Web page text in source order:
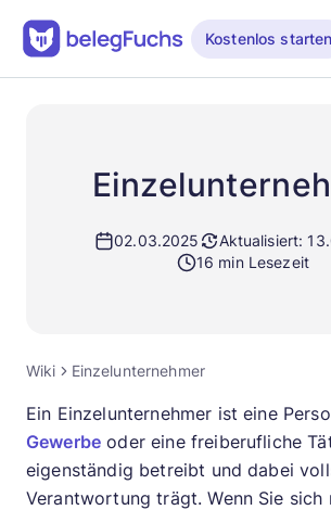
Kostenlos starten
02.03.2025
Aktualisiert:
16 min Lesezeit
Wiki Einzelunternehmer
Ein Einzelunternehmer ist eine
Gewerbe oder eine freiberufliche
eigenständig betreibt und dabei
Verantwortung trägt. Wenn Sie sich